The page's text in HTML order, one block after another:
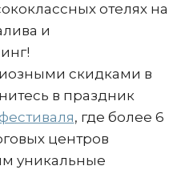
отелях на
и
скидками в
в праздник
, где более 6
центров
уникальные